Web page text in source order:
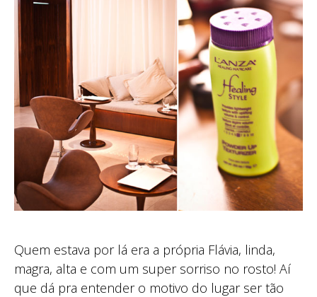
Quem estava por lá era a própria Flávia, linda,
magra, alta e com um super sorriso no rosto! Aí
que dá pra entender o motivo do lugar ser tão